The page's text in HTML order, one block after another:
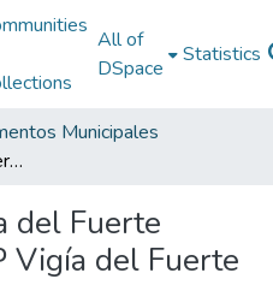
All of
DSpace
Statistics
Municipales
Presupuesto Vigía del Fuerte Antioquia 2008: P Vigía del Fuerte Antioquia 2008
del Fuerte
Vigía del Fuerte